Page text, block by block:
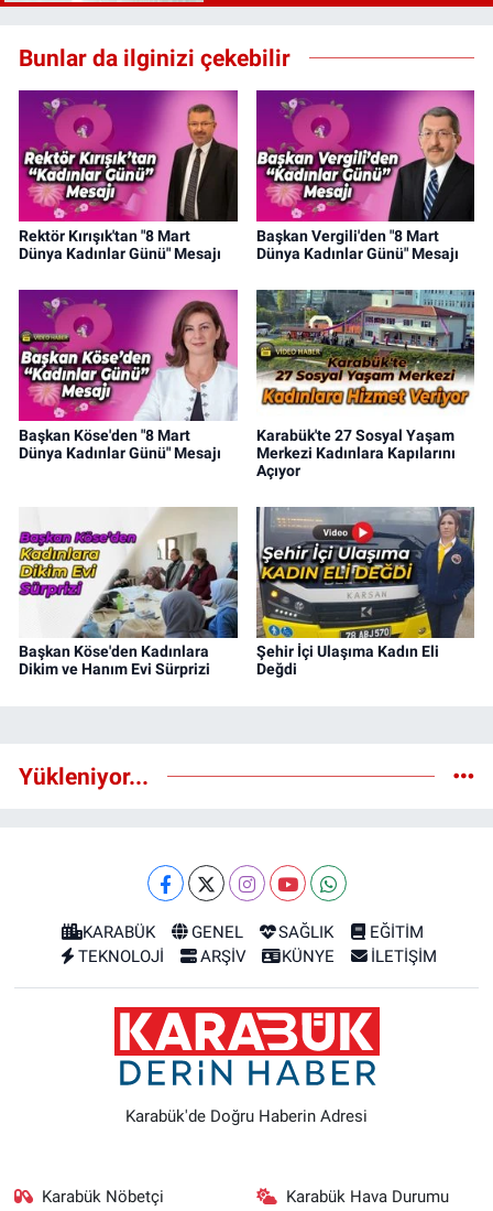
Bunlar da ilginizi çekebilir
Rektör Kırışık'tan "8 Mart
Dünya Kadınlar Günü" Mesajı
Başkan Vergili'den "8 Mart
Dünya Kadınlar Günü" Mesajı
Başkan Köse'den "8 Mart
Dünya Kadınlar Günü" Mesajı
Karabük'te 27 Sosyal Yaşam
Merkezi Kadınlara Kapılarını
Açıyor
Başkan Köse'den Kadınlara
Dikim ve Hanım Evi Sürprizi
Şehir İçi Ulaşıma Kadın Eli
Değdi
Yükleniyor...
KARABÜK GENEL SAĞLIK
EĞİTİM
TEKNOLOJİ
ARŞİV KÜNYE İLETİŞİM
Karabük'de Doğru Haberin Adresi
Karabük Nöbetçi Karabük Hava Durumu